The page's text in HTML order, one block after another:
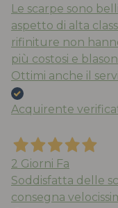
Le scarpe sono
aspetto di alta
rifiniture non
più costosi e
Ottimi anche il
Acquirente
2 Giorni Fa
Soddisfatta delle
consegna